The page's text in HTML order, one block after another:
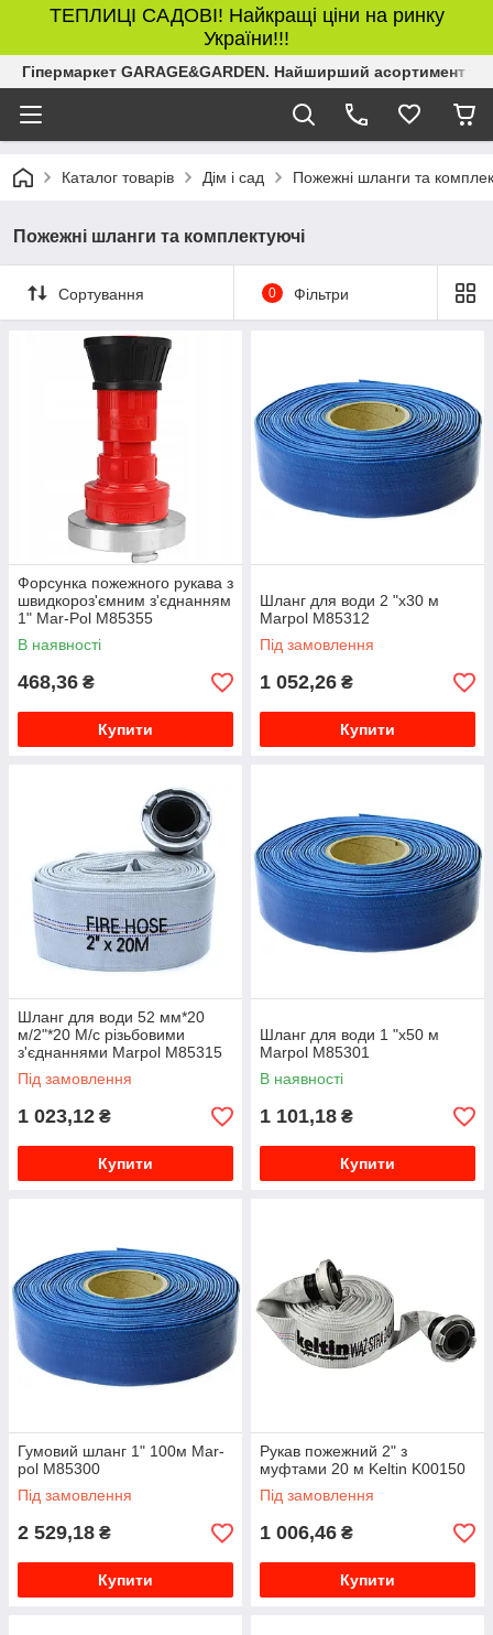
ТЕПЛИЦІ САДОВІ! Найкращі ціни на ринку
України!!!
Гіпермаркет GARAGE&GARDEN. Найширший асортимент
Каталог товарів Дім і сад Пожежні шланги та
Пожежні шланги та комплектуючі
Сортування 0 Фільтри
Форсунка пожежного рукава з
швидкороз'ємним з'єднанням
1" Mar-Pol M85355
В наявності
468,36 ₴
Купити
Шланг для води 2 "x30 м
Marpol M85312
Під замовлення
1 052,26 ₴
Купити
Шланг для води 52 мм*20
м/2"*20 М/с різьбовими
з'єднаннями Marpol M85315
Під замовлення
1 023,12 ₴
Купити
Шланг для води 1 "x50 м
Marpol M85301
В наявності
1 101,18 ₴
Купити
Гумовий шланг 1" 100м Mar-
pol M85300
Під замовлення
2 529,18 ₴
Купити
Рукав пожежний 2" з
муфтами 20 м Keltin K00150
Під замовлення
1 006,46 ₴
Купити